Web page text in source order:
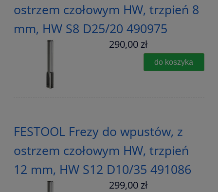
ostrzem czołowym HW, trzpień 8
mm, HW S8 D25/20 490975
290,00 zł
do koszyka
FESTOOL Frezy do wpustów, z
ostrzem czołowym HW, trzpień
12 mm, HW S12 D10/35 491086
299,00 zł